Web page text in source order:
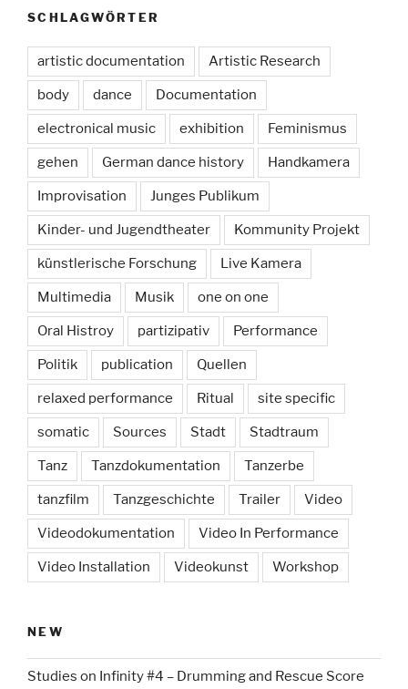
SCHLAGWÖRTER
artistic documentation Artistic Research
body dance Documentation
electronical music exhibition Feminismus
gehen German dance history Handkamera
Improvisation Junges Publikum
Kinder- und Jugendtheater Kommunity Projekt
künstlerische Forschung Live Kamera
Multimedia Musik one on one
Oral Histroy partizipativ Performance
Politik publication Quellen
relaxed performance Ritual site specific
somatic Sources Stadt Stadtraum
Tanz Tanzdokumentation Tanzerbe
tanzfilm Tanzgeschichte Trailer Video
Videodokumentation Video In Performance
Video Installation Videokunst Workshop
NEW
Studies on Infinity #4 – Drumming and Rescue Score